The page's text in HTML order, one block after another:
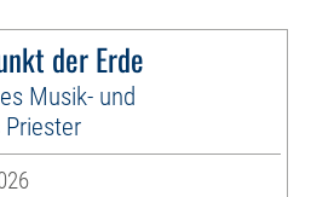
der Erde
Musik- und